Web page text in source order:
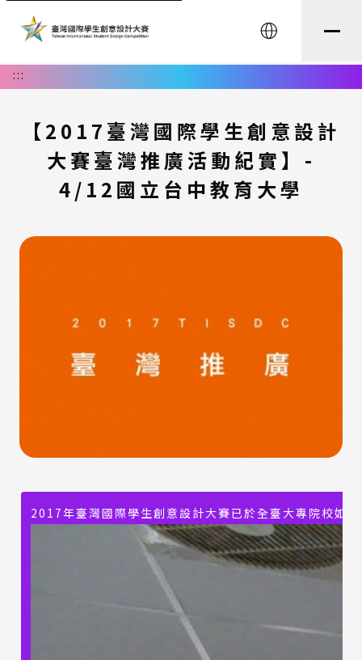
English
:::
【2017臺灣國際學生創意設計
大賽臺灣推廣活動紀實】-
4/12國立台中教育大學
2017年臺灣國際學生創意設計大賽已於全臺大專院校如